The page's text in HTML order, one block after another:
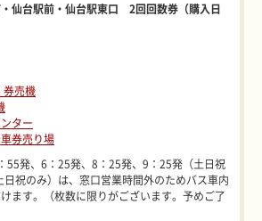
仙台駅前・仙台駅東口 2回回数券（購入日
券売機
ター
券売り場
55発、6：25発、8：25発、9：25発（土日祝
祝のみ）は、窓口営業時間外のためバス車内
ます。（枚数に限りがございます。予めご了